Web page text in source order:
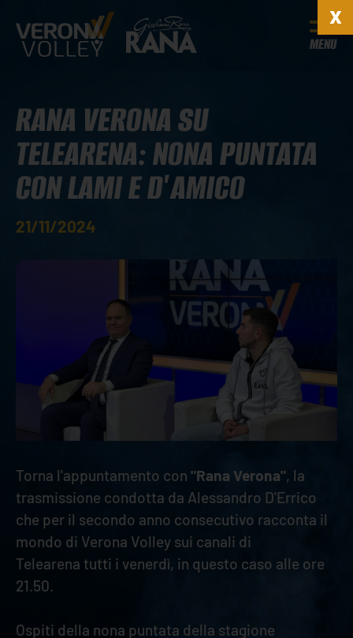
MENU
RANA VERONA SU
TELEARENA: NONA PUNTATA
CON LAMI E D'AMICO
21/11/2024
Torna l'appuntamento con "Rana Verona", la
trasmissione condotta da Alessandro D'Errico
che per il secondo anno consecutivo racconta il
mondo di Verona Volley sui canali di
Telearena tutti i venerdì, in questo caso alle ore
21.50.
Ospiti della nona puntata della stagione